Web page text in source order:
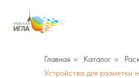
Главная » Каталог »
Устройства для разметки